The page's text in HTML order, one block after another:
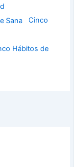
Cinco
Hábitos de